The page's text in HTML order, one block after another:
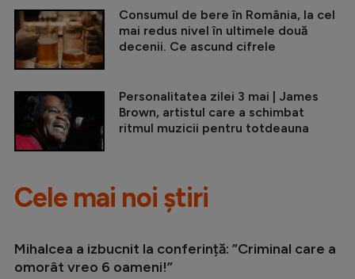
Consumul de bere în România, la cel
mai redus nivel în ultimele două
decenii. Ce ascund cifrele
Personalitatea zilei 3 mai | James
Brown, artistul care a schimbat
ritmul muzicii pentru totdeauna
Cele mai noi știri
Mihalcea a izbucnit la conferință: ”Criminal care a
omorât vreo 6 oameni!”